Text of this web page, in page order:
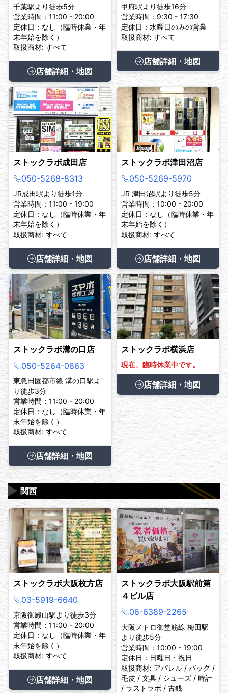
千葉駅より徒歩5分
営業時間：11:00 - 20:00
定休日：なし（臨時休業・年
末年始を除く）
取扱商材: すべて
店舗詳細・地図
甲府駅より徒歩16分
営業時間：9:30 - 17:30
定休日：水曜日のみの営業
取扱商材: すべて
店舗詳細・地図
ストックラボ成田店
050-5268-8313
JR成田駅より徒歩1分
営業時間：11:00 - 19:00
定休日：なし（臨時休業・年
末年始を除く）
取扱商材: すべて
店舗詳細・地図
ストックラボ津田沼店
050-5269-5970
JR 津田沼駅より徒歩5分
営業時間：10:00 - 20:00
定休日：なし（臨時休業・年
末年始を除く）
取扱商材: すべて
店舗詳細・地図
ストックラボ溝の口店
050-5264-0863
東急田園都市線 溝の口駅よ
り徒歩3分
営業時間：11:00 - 20:00
定休日：なし（臨時休業・年
末年始を除く）
取扱商材: すべて
店舗詳細・地図
ストックラボ横浜店
現在、臨時休業中です。
店舗詳細・地図
関西
▶
ストックラボ大阪枚方店
03-5919-6640
京阪御殿山駅より徒歩3分
営業時間：11:00 - 20:00
定休日：なし（臨時休業・年
末年始を除く）
取扱商材: すべて
店舗詳細・地図
ストックラボ大阪駅前第
４ビル店
06-6389-2265
大阪メトロ御堂筋線 梅田駅
より徒歩5分
営業時間：10:00 - 19:00
定休日：日曜日・祝日
取扱商材: アパレル / バッグ /
毛皮 / 文具 / シューズ / 時計
/ ラストラボ / 古銭